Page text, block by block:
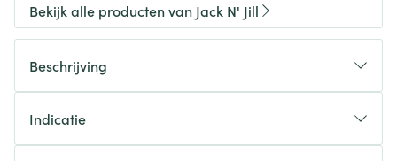
Bekijk alle producten van Jack N' Jill
Beschrijving
Indicatie